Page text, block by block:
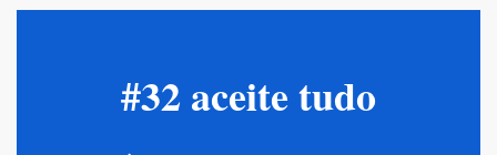
#32 aceite tudo